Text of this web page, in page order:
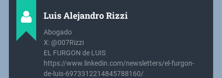
Luis Alejandro Rizzi
Abogado
X: @007Rizzi
EL FURGON de LUIS
https://www.linkedin.com/newsletters/el-furgon-
de-luis-6973312214845788160/